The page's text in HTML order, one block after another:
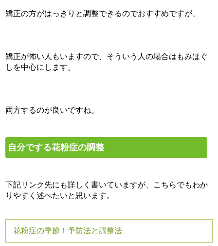
矯正の方がはっきりと調整できるのでおすすめですが、
矯正が怖い人もいますので、そういう人の場合はもみほぐ
しを中心にします。
両方するのが良いですね。
自分でする花粉症の調整
下記リンク先にも詳しく書いていますが、こちらでもわか
りやすく述べたいと思います。
花粉症の季節！予防法と調整法